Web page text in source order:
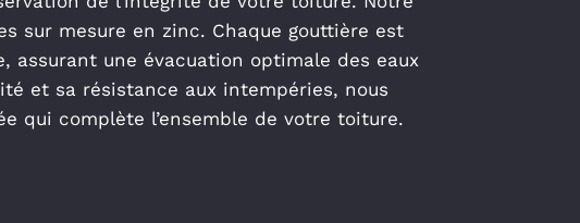
sur mesure en zinc. Chaque gouttière est
assurant une évacuation optimale des eaux
et sa résistance aux intempéries, nous
qui complète l’ensemble de votre toiture.